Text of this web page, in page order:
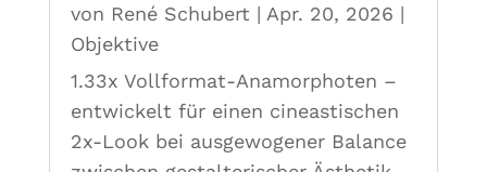
von René Schubert | Apr. 20, 2026 |
Objektive
1.33x Vollformat-Anamorphoten –
entwickelt für einen cineastischen
2x-Look bei ausgewogener Balance